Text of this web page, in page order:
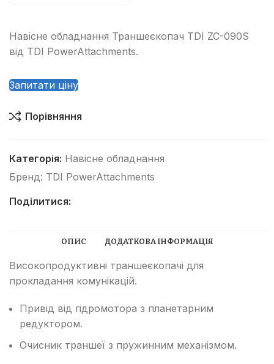
Навісне обладнання Траншеєкопач TDI ZC-090S
від TDI PowerAttachments.
Запитати ціну
Порівняння
Категорія: Навісне обладнання
Бренд: TDI PowerAttachments
Поділитися:
ОПИС ДОДАТКОВА ІНФОРМАЦІЯ
Високопродуктивні траншеєкопачі для
прокладання комунікацій.
Привід від гідромотора з планетарним
редуктором.
Очисник траншеї з пружинним механізмом.